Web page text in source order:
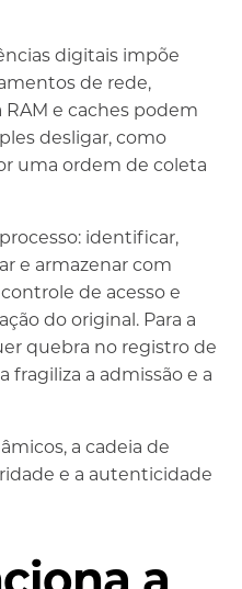
digitais impõe
de rede,
e caches podem
desligar, como
uma ordem de coleta
identificar,
e armazenar com
de acesso e
do original. Para a
quebra no registro de
fragiliza a admissão e a
a cadeia de
e a autenticidade